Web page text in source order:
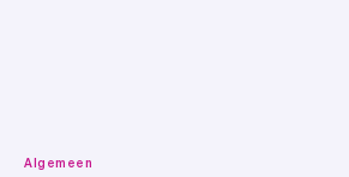
Algemeen